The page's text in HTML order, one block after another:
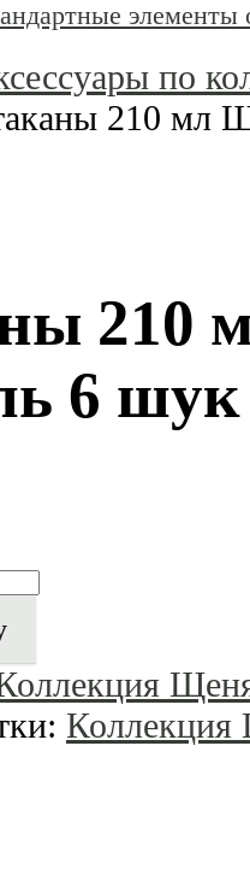
элементы
по
210 мл
210
6 шук
Коллекция